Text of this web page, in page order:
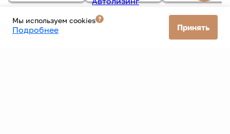
Подробнее
Мы используем cookies
Подробнее Принять